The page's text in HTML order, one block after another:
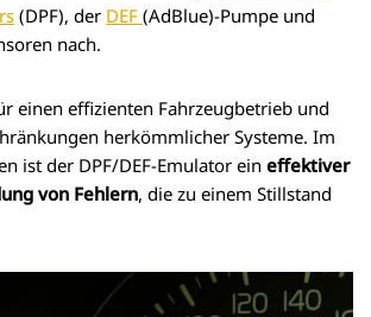
(DPF), der DEF (AdBlue)-Pumpe und
nach.
einen effizienten Fahrzeugbetrieb und
herkömmlicher Systeme. Im
ist der DPF/DEF-Emulator ein effektiver
von Fehlern, die zu einem Stillstand